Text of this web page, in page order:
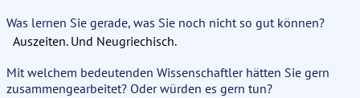
Was lernen Sie gerade, was Sie noch nicht so gut können?
Auszeiten. Und Neugriechisch.
Mit welchem bedeutenden Wissenschaftler hätten Sie gern
zusammengearbeitet? Oder würden es gern tun?